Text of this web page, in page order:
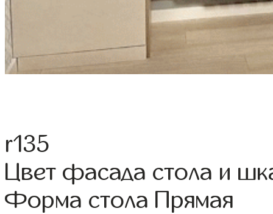
r135
Цвет фасада стола и
Форма стола Прямая